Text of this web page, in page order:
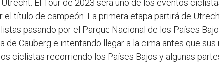
El Tour de 2023 será uno de los eventos
título de campeón. La primera etapa partirá de
pasando por el Parque Nacional de los Países
Cauberg e intentando llegar a la cima antes que sus
ciclistas recorriendo los Países Bajos y algunas